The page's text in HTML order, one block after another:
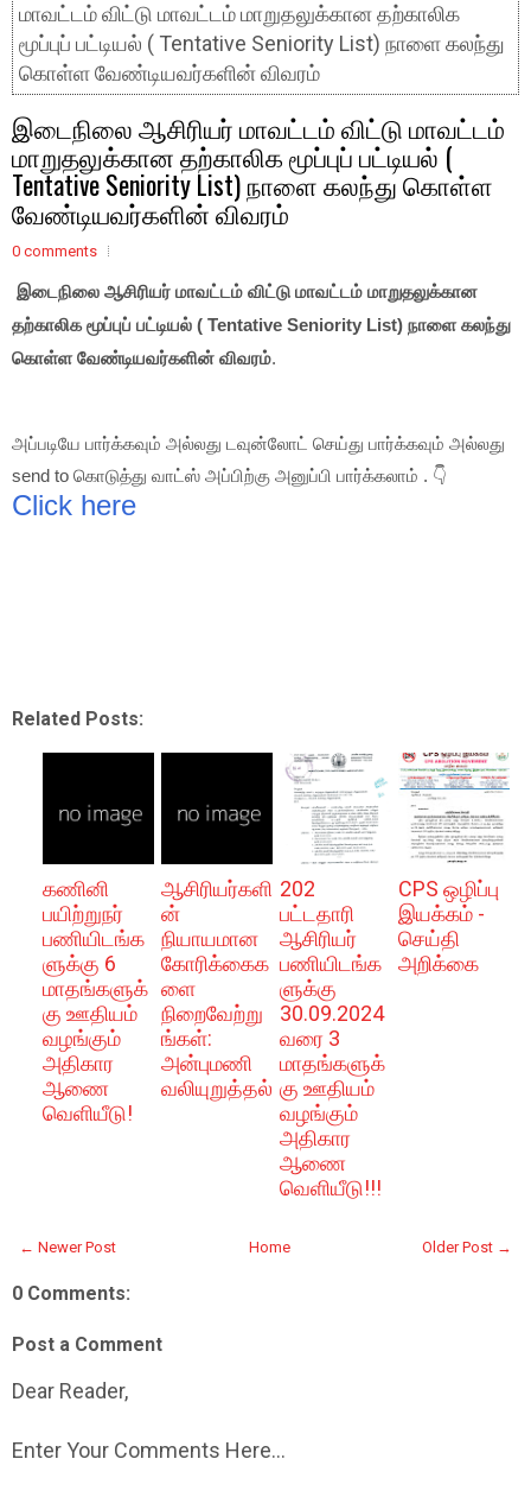
மாவட்டம் விட்டு மாவட்டம் மாறுதலுக்கான தற்காலிக
மூப்புப் பட்டியல் ( Tentative Seniority List) நாளை கலந்து
கொள்ள வேண்டியவர்களின் விவரம்
இடைநிலை ஆசிரியர் மாவட்டம் விட்டு மாவட்டம்
மாறுதலுக்கான தற்காலிக மூப்புப் பட்டியல் (
Tentative Seniority List) நாளை கலந்து கொள்ள
வேண்டியவர்களின் விவரம்
0 comments
இடைநிலை ஆசிரியர் மாவட்டம் விட்டு மாவட்டம் மாறுதலுக்கான
தற்காலிக மூப்புப் பட்டியல் ( Tentative Seniority List) நாளை கலந்து
கொள்ள வேண்டியவர்களின் விவரம்.
அப்படியே பார்க்கவும் அல்லது டவுன்லோட் செய்து பார்க்கவும் அல்லது
send to கொடுத்து வாட்ஸ் அப்பிற்கு அனுப்பி பார்க்கலாம் . 👇
Click here
Related Posts:
கணினி
பயிற்றுநர்
பணியிடங்க
ளுக்கு 6
மாதங்களுக்
கு ஊதியம்
வழங்கும்
அதிகார
ஆணை
வெளியீடு!
ஆசிரியர்களி
ன்
நியாயமான
கோரிக்கைக
ளை
நிறைவேற்று
ங்கள்:
அன்புமணி
வலியுறுத்தல்
202
பட்டதாரி
ஆசிரியர்
பணியிடங்க
ளுக்கு
30.09.2024
வரை 3
மாதங்களுக்
கு ஊதியம்
வழங்கும்
அதிகார
ஆணை
வெளியீடு!!!
CPS ஒழிப்பு
இயக்கம் -
செய்தி
அறிக்கை
← Newer Post Older Post →
Home
0 Comments:
Post a Comment
Dear Reader,
Enter Your Comments Here...